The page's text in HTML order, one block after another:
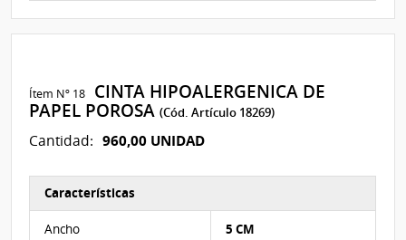
Ítem Nº 18
CINTA HIPOALERGENICA DE
PAPEL POROSA(Cód. Artículo 18269)
Cantidad: 960,00 UNIDAD
Características
Ancho 5 CM